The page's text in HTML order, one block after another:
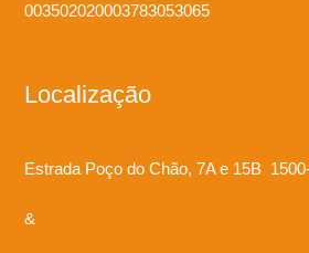
003502020003783053065
Localização
Estrada Poço do Chão, 7A e 15B
&